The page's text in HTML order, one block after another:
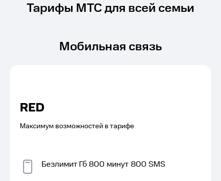
Тарифы МТС для всей семьи
Мобильная связь
RED
Максимум возможностей в тарифе
БезлимитГб800 минут800 SMS